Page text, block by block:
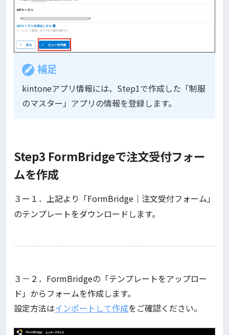
補足
kintoneアプリ情報には、Step1で作成した「制服
のマスター」アプリの情報を登録します。
Step3 FormBridgeで注文受付フォー
ムを作成
３ー１．上記より「FormBridge｜注文受付フォーム」
のテンプレートをダウンロードします。
３－２．FormBridgeの「テンプレートをアップロー
ド」からフォームを作成します。
設定方法はインポートして作成をご確認ください。